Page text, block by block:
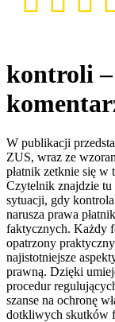
kontroli
W publikacji
ZUS, wraz ze
płatnik zetknie się w
Czytelnik znajdzie
sytuacji, gdy
narusza prawa
faktycznych. Każdy
opatrzony
najistotniejsze
prawną. Dzięki
procedur
szanse na ochronę
dotkliwych skutków